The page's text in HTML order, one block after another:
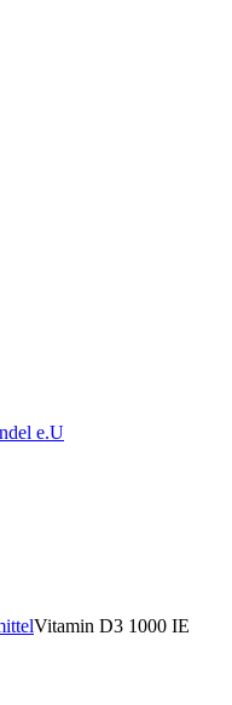
e.U
Vitamin D3 1000 IE